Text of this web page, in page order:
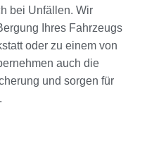
bei Unfällen. Wir
Ihres Fahrzeugs
oder zu einem von
auch die
und sorgen für